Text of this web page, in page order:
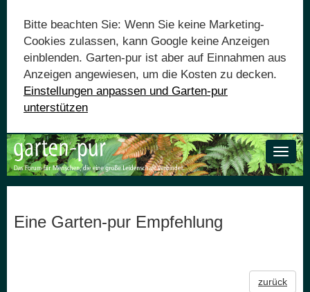
Bitte beachten Sie: Wenn Sie keine Marketing-
Cookies zulassen, kann Google keine Anzeigen
einblenden. Garten-pur ist aber auf Einnahmen aus
Anzeigen angewiesen, um die Kosten zu decken.
Einstellungen anpassen und Garten-pur
unterstützen
Toggle
Eine Garten-pur Empfehlung
zurück